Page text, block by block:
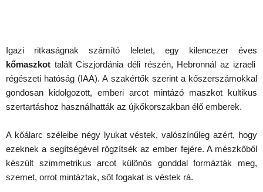
Igazi ritkaságnak számító leletet, egy kilencezer éves
kőmaszkot talált Ciszjordánia déli részén, Hebronnál az izraeli
régészeti hatóság (IAA). A szakértők szerint a kőszerszámokkal
gondosan kidolgozott, emberi arcot mintázó maszkot kultikus
szertartáshoz használhatták az újkőkorszakban élő emberek.
A kőálarc széleibe négy lyukat véstek, valószínűleg azért, hogy
ezeknek a segítségével rögzítsék az ember fejére. A mészkőből
készült szimmetrikus arcot különös gonddal formázták meg,
szemet, orrot mintáztak, sőt fogakat is véstek rá.